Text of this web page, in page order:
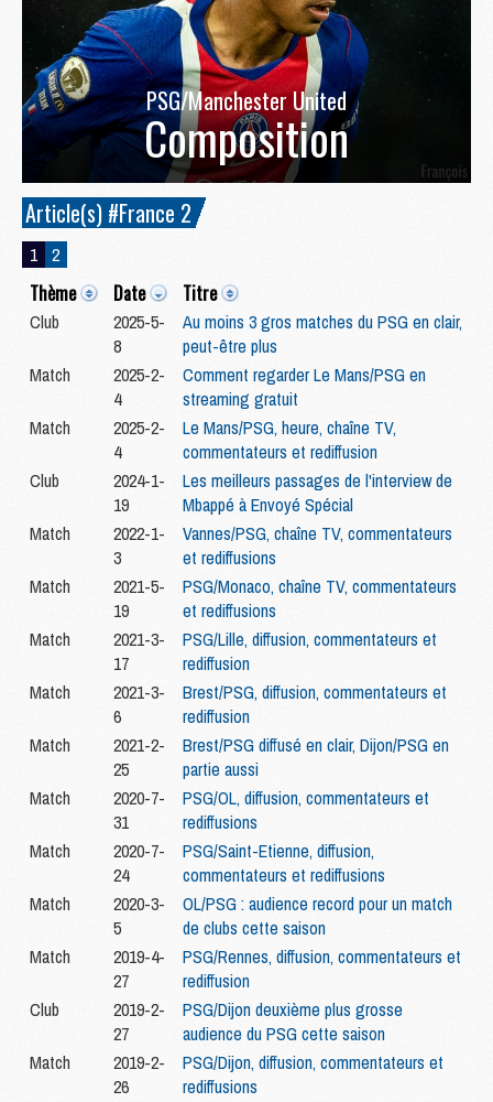
PSG/Manchester United
Composition
Article(s) #France 2
1 2
Thème Date Titre
Club
2025-5-
8
Au moins 3 gros matches du PSG en clair,
peut-être plus
Match
2025-2-
4
Comment regarder Le Mans/PSG en
streaming gratuit
Match
2025-2-
4
Le Mans/PSG, heure, chaîne TV,
commentateurs et rediffusion
Club
2024-1-
19
Les meilleurs passages de l'interview de
Mbappé à Envoyé Spécial
Match
2022-1-
3
Vannes/PSG, chaîne TV, commentateurs
et rediffusions
Match
2021-5-
19
PSG/Monaco, chaîne TV, commentateurs
et rediffusions
Match
2021-3-
17
PSG/Lille, diffusion, commentateurs et
rediffusion
Match
2021-3-
6
Brest/PSG, diffusion, commentateurs et
rediffusion
Match
2021-2-
25
Brest/PSG diffusé en clair, Dijon/PSG en
partie aussi
Match
2020-7-
31
PSG/OL, diffusion, commentateurs et
rediffusions
Match
2020-7-
24
PSG/Saint-Etienne, diffusion,
commentateurs et rediffusions
Match
2020-3-
5
OL/PSG : audience record pour un match
de clubs cette saison
Match
2019-4-
27
PSG/Rennes, diffusion, commentateurs et
rediffusion
Club
2019-2-
27
PSG/Dijon deuxième plus grosse
audience du PSG cette saison
Match
2019-2-
26
PSG/Dijon, diffusion, commentateurs et
rediffusions